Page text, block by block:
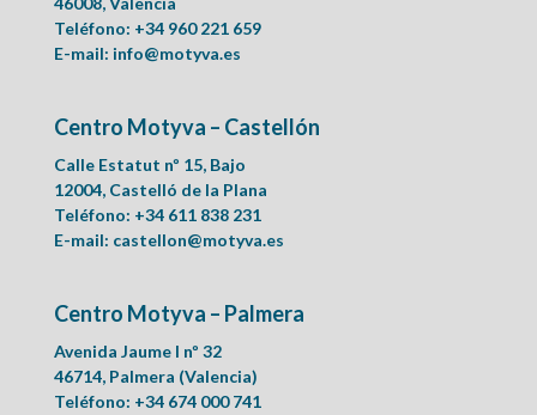
Teléfono: +34 960 221 659
E-mail: info@motyva.es
Centro Motyva – Castellón
Calle Estatut nº 15, Bajo
12004, Castelló de la Plana
Teléfono: +34 611 838 231
E-mail: castellon@motyva.es
Centro Motyva – Palmera
Avenida Jaume I nº 32
46714, Palmera (Valencia)
Teléfono: +34 674 000 741